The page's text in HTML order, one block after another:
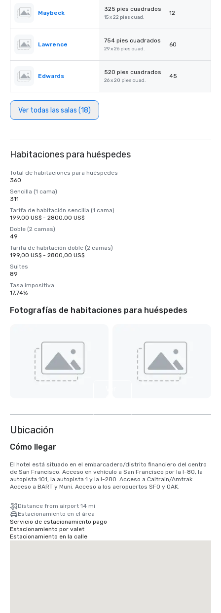
Maybeck
325 pies cuadrados
15 x 22 pies cuad.
12
Lawrence
754 pies cuadrados
29 x 26 pies cuad.
60
Edwards
520 pies cuadrados
26 x 20 pies cuad.
45
Ver todas las salas (18)
Habitaciones para huéspedes
Total de habitaciones para huéspedes
360
Sencilla (1 cama)
311
Tarifa de habitación sencilla (1 cama)
199,00 US$ - 2800,00 US$
Doble (2 camas)
49
Tarifa de habitación doble (2 camas)
199,00 US$ - 2800,00 US$
Suites
89
Tasa impositiva
17,74%
Fotografías de habitaciones para huéspedes
Ubicación
Cómo llegar
El hotel está situado en el embarcadero/distrito financiero del centro
de San Francisco. Acceso en vehículo a San Francisco por la I-80, la
autopista 101, la autopista 1 y la I-280. Acceso a Caltrain/Amtrak.
Acceso a BART y Muni. Acceso a los aeropuertos SFO y OAK.
Distance from airport 14 mi
Estacionamiento en el área
Servicio de estacionamiento pago
Estacionamiento por valet
Estacionamiento en la calle